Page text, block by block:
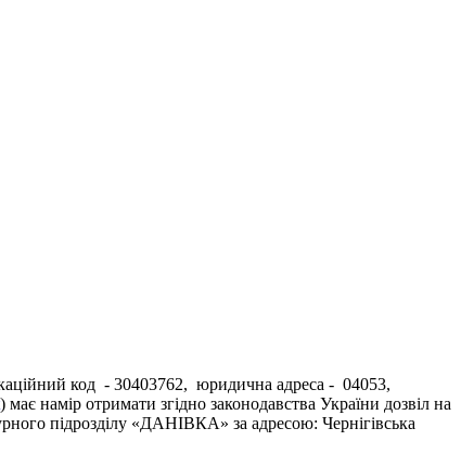
код - 30403762, юридична адреса - 04053,
) має намір отримати згідно законодавства України дозвіл на
підрозділу «ДАНІВКА» за адресою: Чернігівська